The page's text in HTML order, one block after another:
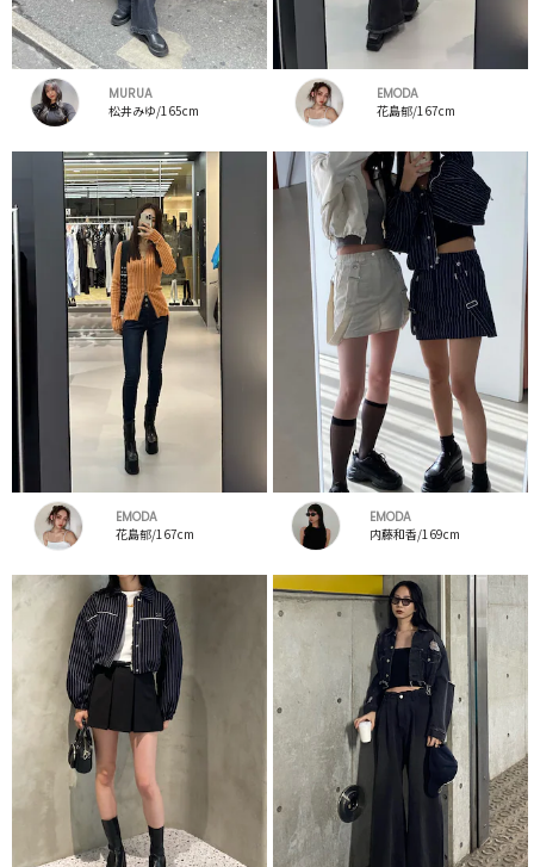
MURUA
松井みゆ/165cm
EMODA
花島郁/167cm
EMODA
花島郁/167cm
EMODA
内藤和香/169cm